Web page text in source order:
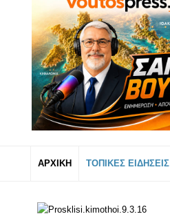
ΑΡΧΙΚΗ ΤΟΠΙΚΕΣ ΕΙΔΗΣΕΙΣ